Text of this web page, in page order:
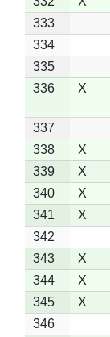
333
334
335
336
X
337
338
X
339
X
340
X
341
X
342
343
X
344
X
345
X
346